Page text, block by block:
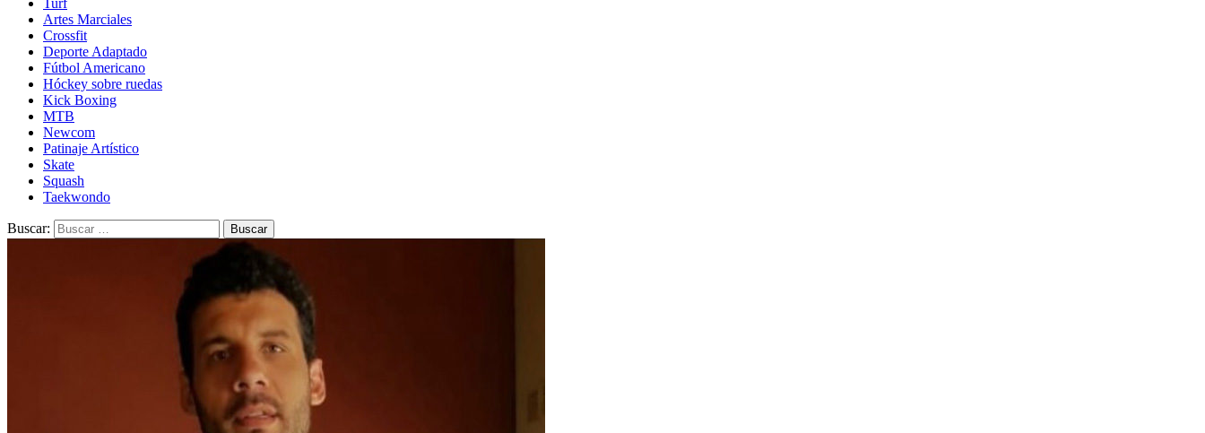
Turf
Artes Marciales
Crossfit
Deporte Adaptado
Fútbol Americano
Hóckey sobre ruedas
Kick Boxing
MTB
Newcom
Patinaje Artístico
Skate
Squash
Taekwondo
Buscar: